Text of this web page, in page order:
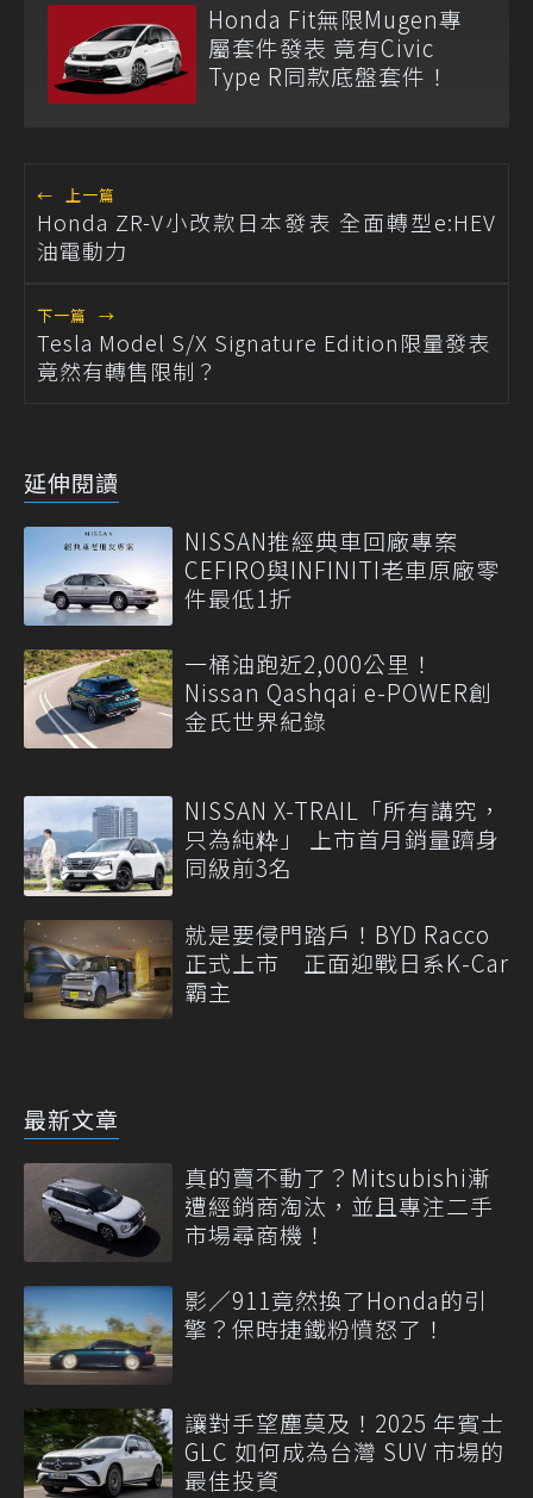
Honda Fit無限Mugen專
屬套件發表 竟有Civic
Type R同款底盤套件！
← 上一篇
Honda ZR-V小改款日本發表 全面轉型e:HEV
油電動力
下一篇 →
Tesla Model S/X Signature Edition限量發表
竟然有轉售限制？
延伸閱讀
NISSAN推經典車回廠專案
CEFIRO與INFINITI老車原廠零
件最低1折
一桶油跑近2,000公里！
Nissan Qashqai e-POWER創
金氏世界紀錄
NISSAN X-TRAIL「所有講究，
只為純粋」 上市首月銷量躋身
同級前3名
就是要侵門踏戶！BYD Racco
正式上市 正面迎戰日系K-Car
霸主
最新文章
真的賣不動了？Mitsubishi漸
遭經銷商淘汰，並且專注二手
市場尋商機！
影／911竟然換了Honda的引
擎？保時捷鐵粉憤怒了！
讓對手望塵莫及！2025 年賓士
GLC 如何成為台灣 SUV 市場的
最佳投資